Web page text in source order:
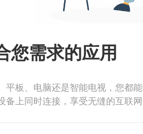
您需求的应用
板、电脑还是智能电视，您都能
上同时连接，享受无缝的互联网